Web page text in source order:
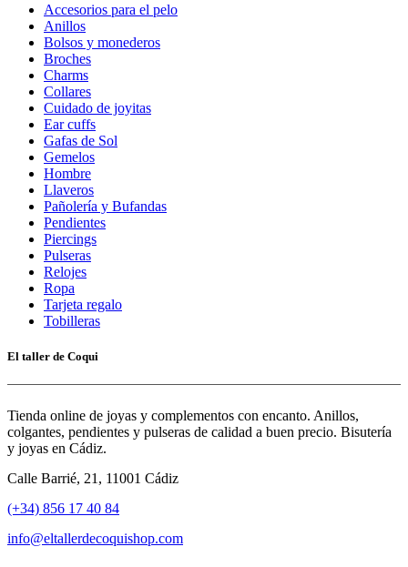
Accesorios para el pelo
Anillos
Bolsos y monederos
Broches
Charms
Collares
Cuidado de joyitas
Ear cuffs
Gafas de Sol
Gemelos
Hombre
Llaveros
Pañolería y Bufandas
Pendientes
Piercings
Pulseras
Relojes
Ropa
Tarjeta regalo
Tobilleras
El taller de Coqui
Tienda online de joyas y complementos con encanto. Anillos,
colgantes, pendientes y pulseras de calidad a buen precio. Bisutería
y joyas en Cádiz.
Calle Barrié, 21, 11001 Cádiz
(+34) 856 17 40 84
info@eltallerdecoquishop.com